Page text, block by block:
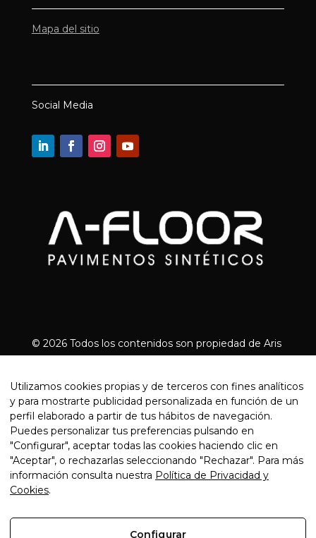
Mapa del sitio
Social Media
© 2026 Todos los contenidos son propiedad de Aris
Floor | Designed byArrova.cat
Girona |Empresas de pavimentos continuos en
Tarragona |Pavimentos continuos
Barcelona
Pavimentos de resina
Barcelona|Pavimentos de resina
Girona|Pavimentos industriales
Barcelona|Pavimentos industriales
Girona
Utilizamos cookies propias y de terceros con fines analíticos
y para mostrarte publicidad personalizada en función de un
perfil elaborado a partir de tus hábitos de navegación.
Puedes personalizar tus preferencias pulsando en
"Configurar", aceptar todas las cookies haciendo clic en
"Aceptar", o rechazarlas seleccionando "Rechazar". Para más
información consulta nuestra Política de Privacidad y
Cookies.
Configurar